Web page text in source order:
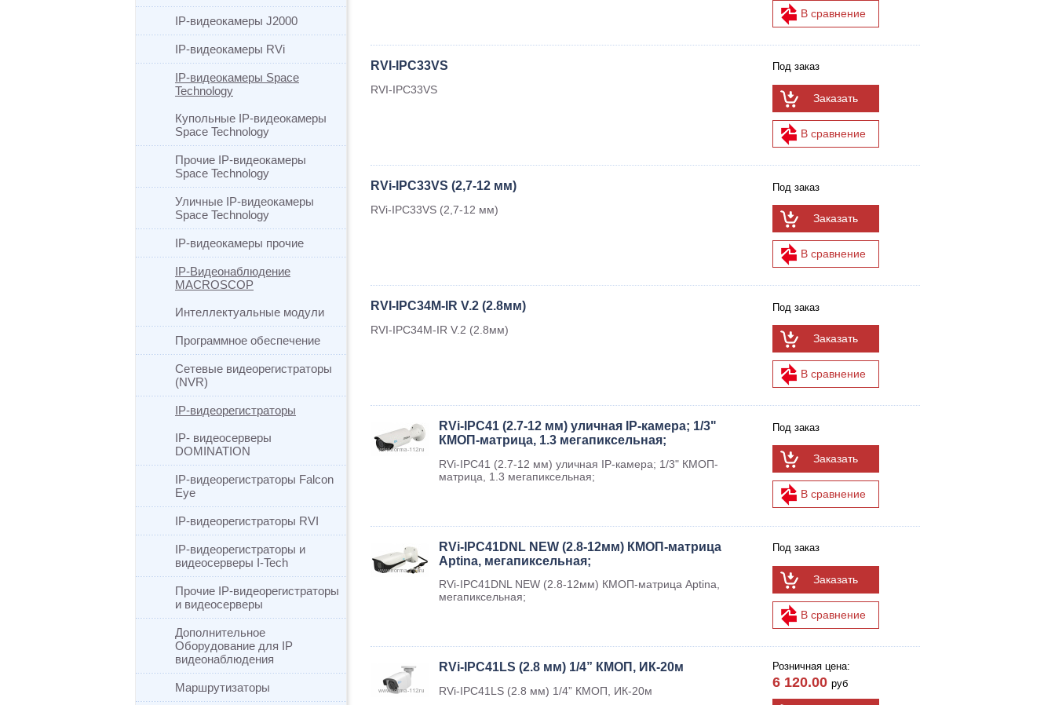
IP-видеокамеры J2000
IP-видеокамеры RVi
IP-видеокамеры Space
Technology
Купольные IP-видеокамеры
Space Technology
Прочие IP-видеокамеры
Space Technology
Уличные IP-видеокамеры
Space Technology
IP-видеокамеры прочие
IP-Видеонаблюдение
MACROSCOP
Интеллектуальные модули
Программное обеспечение
Сетевые видеорегистраторы
(NVR)
IP-видеорегистраторы
IP- видеосерверы
DOMINATION
IP-видеорегистраторы Falcon
Eye
IP-видеорегистраторы RVI
IP-видеорегистраторы и
видеосерверы I-Tech
Прочие IP-видеорегистраторы
и видеосерверы
Дополнительное
Оборудование для IP
видеонаблюдения
Маршрутизаторы
В сравнение
RVI-IPC33VS
RVI-IPC33VS
Под заказ
Заказать
В сравнение
RVi-IPC33VS (2,7-12 мм)
RVi-IPC33VS (2,7-12 мм)
Под заказ
Заказать
В сравнение
RVI-IPC34M-IR V.2 (2.8мм)
RVI-IPC34M-IR V.2 (2.8мм)
Под заказ
Заказать
В сравнение
RVi-IPC41 (2.7-12 мм) уличная IP-камера; 1/3"
КМОП-матрица, 1.3 мегапиксельная;
RVi-IPC41 (2.7-12 мм) уличная IP-камера; 1/3" КМОП-
матрица, 1.3 мегапиксельная;
Под заказ
Заказать
В сравнение
RVi-IPC41DNL NEW (2.8-12мм) КМОП-матрица
Aptina, мегапиксельная;
RVi-IPC41DNL NEW (2.8-12мм) КМОП-матрица Aptina,
мегапиксельная;
Под заказ
Заказать
В сравнение
RVi-IPC41LS (2.8 мм) 1/4” КМОП, ИК-20м
RVi-IPC41LS (2.8 мм) 1/4” КМОП, ИК-20м
Розничная цена:
6 120.00 руб